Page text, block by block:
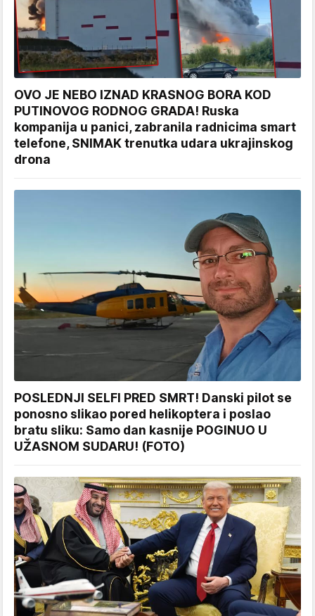
OVO JE NEBO IZNAD KRASNOG BORA KOD
PUTINOVOG RODNOG GRADA! Ruska
kompanija u panici, zabranila radnicima smart
telefone, SNIMAK trenutka udara ukrajinskog
drona
POSLEDNJI SELFI PRED SMRT! Danski pilot se
ponosno slikao pored helikoptera i poslao
bratu sliku: Samo dan kasnije POGINUO U
UŽASNOM SUDARU! (FOTO)